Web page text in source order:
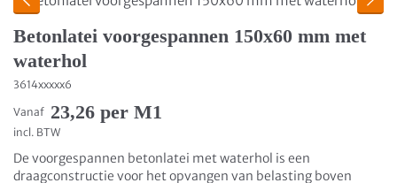
Betonlatei voorgespannen 150x60 mm met
waterhol
3614xxxxx6
Vanaf 23,26 per M1
incl. BTW
De voorgespannen betonlatei met waterhol is een
draagconstructie voor het opvangen van belasting boven